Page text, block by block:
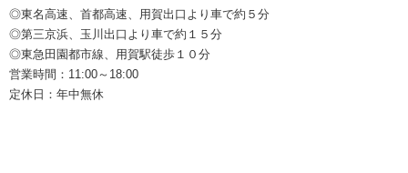
◎東名高速、首都高速、用賀出口より車で約５分
◎第三京浜、玉川出口より車で約１５分
◎東急田園都市線、用賀駅徒歩１０分
営業時間：11:00～18:00
定休日：年中無休